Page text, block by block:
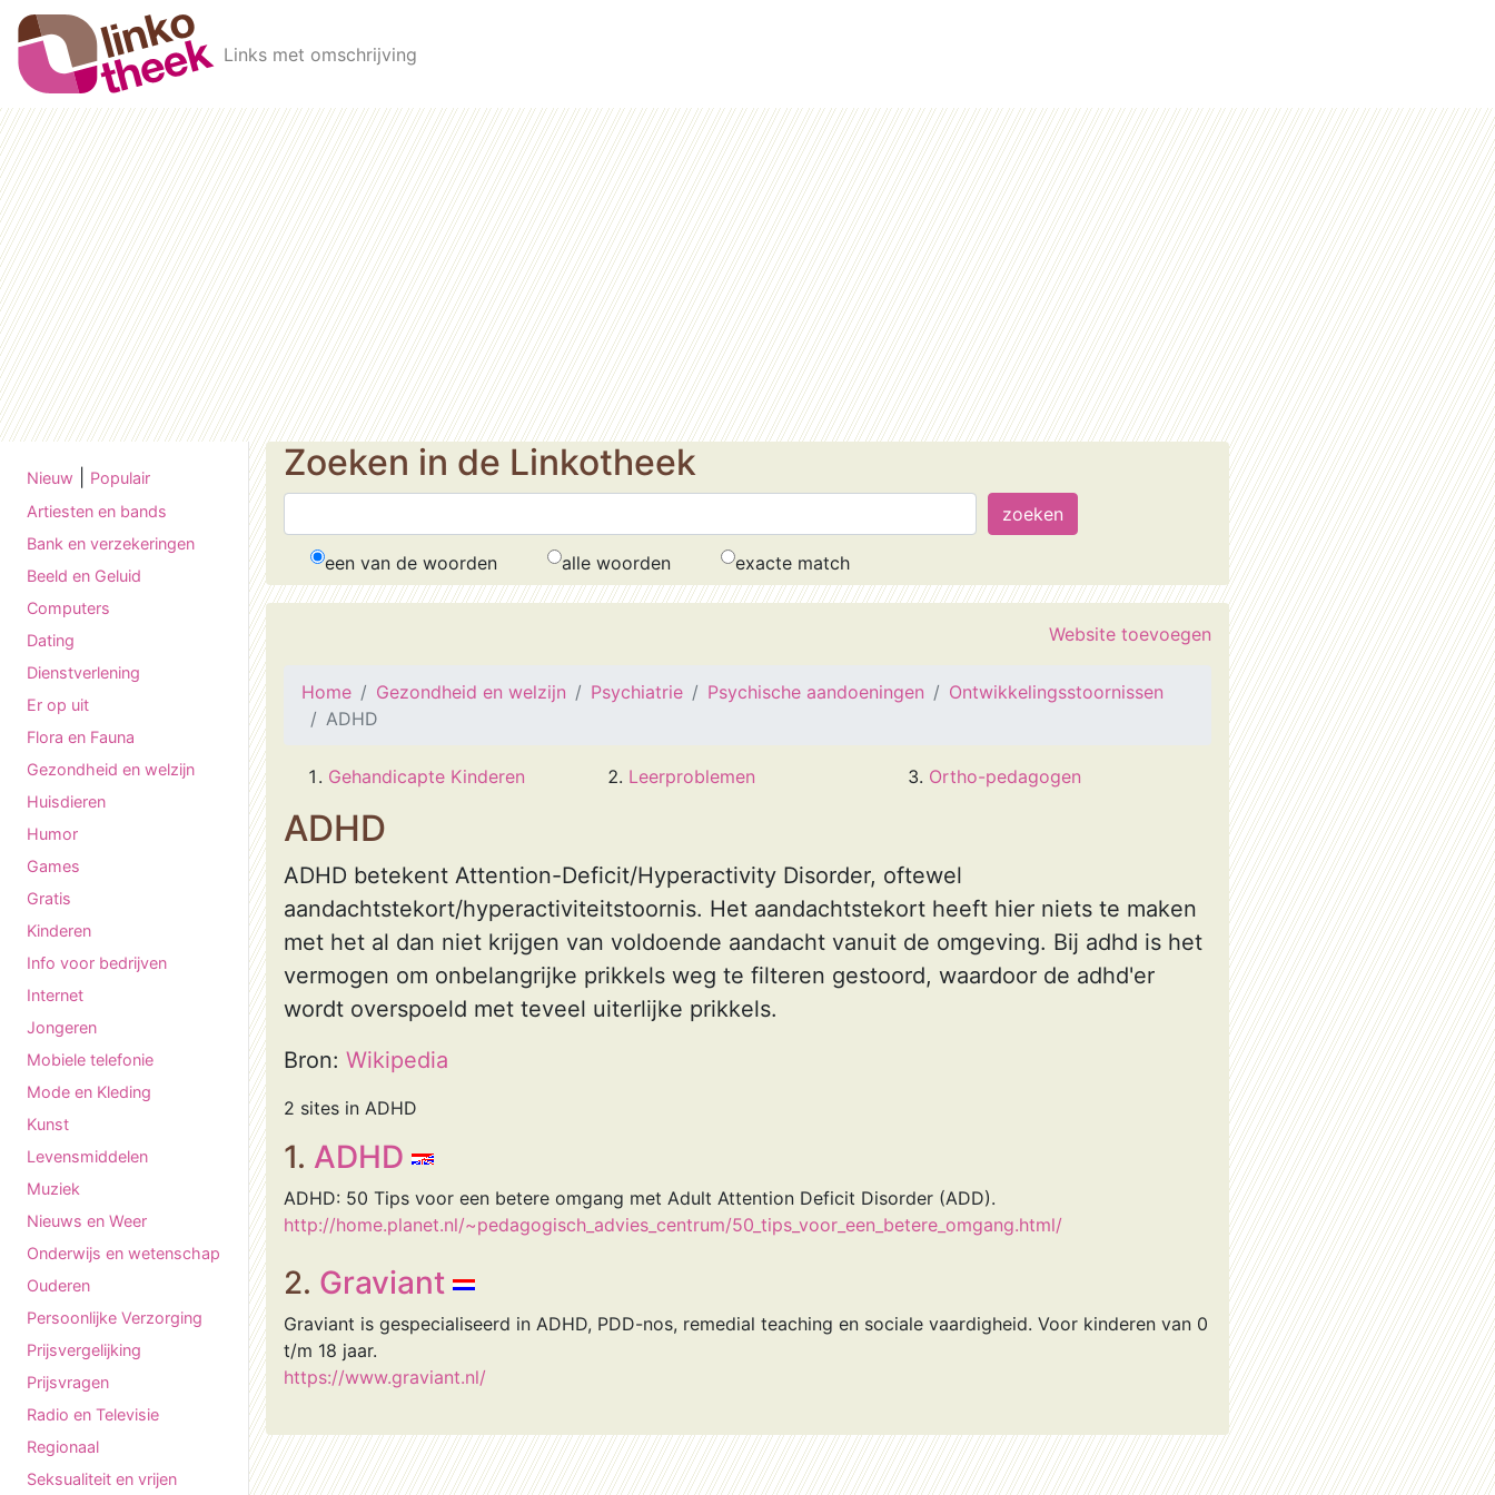
Skip to main content
Links met omschrijving
Nieuw
Populair
Artiesten en bands
Bank en verzekeringen
Beeld en Geluid
Computers
Dating
Dienstverlening
Er op uit
Flora en Fauna
Gezondheid en welzijn
Huisdieren
Humor
Games
Gratis
Kinderen
Info voor bedrijven
Internet
Jongeren
Mobiele telefonie
Mode en Kleding
Kunst
Levensmiddelen
Muziek
Nieuws en Weer
Onderwijs en wetenschap
Ouderen
Persoonlijke Verzorging
Prijsvergelijking
Prijsvragen
Radio en Televisie
Regionaal
Seksualiteit en vrijen
Zoeken in de Linkotheek
een van de woorden alle woorden exacte match
Website toevoegen
Home Gezondheid en welzijn Psychiatrie Psychische aandoeningen
Ontwikkelingsstoornissen
ADHD
Gehandicapte Kinderen Leerproblemen Ortho-pedagogen
ADHD
ADHD betekent Attention-Deficit/Hyperactivity Disorder, oftewel
aandachtstekort/hyperactiviteitstoornis. Het aandachtstekort heeft hier niets te maken
met het al dan niet krijgen van voldoende aandacht vanuit de omgeving. Bij adhd is het
vermogen om onbelangrijke prikkels weg te filteren gestoord, waardoor de adhd'er
wordt overspoeld met teveel uiterlijke prikkels.
Bron: Wikipedia
2 sites in ADHD
1. ADHD
ADHD: 50 Tips voor een betere omgang met Adult Attention Deficit Disorder (ADD).
http://home.planet.nl/~pedagogisch_advies_centrum/50_tips_voor_een_betere_omgang.html/
2. Graviant
Graviant is gespecialiseerd in ADHD, PDD-nos, remedial teaching en sociale vaardigheid. Voor kinderen van 0
t/m 18 jaar.
https://www.graviant.nl/